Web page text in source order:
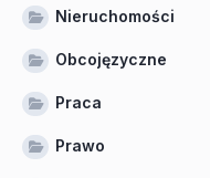
Nieruchomości
Obcojęzyczne
Praca
Prawo